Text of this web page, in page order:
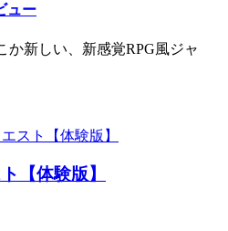
ュー
か新しい、新感覚RPG風ジャ
【体験版】